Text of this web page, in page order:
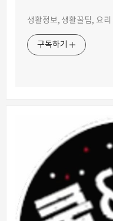
생활정보, 생활꿀팁, 요
구독하기